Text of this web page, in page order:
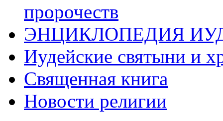
пророчеств
ЭНЦИКЛОПЕДИЯ
Иудейские святыни и
Священная книга
Новости религии